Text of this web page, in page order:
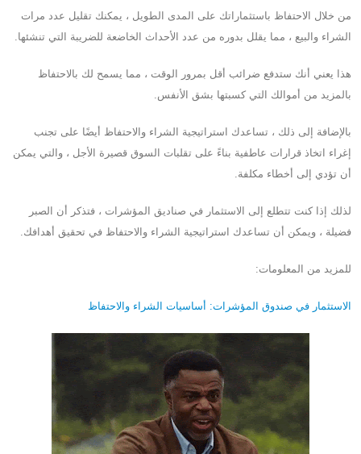
من خلال الاحتفاظ باستثماراتك على المدى الطويل ، يمكنك تقليل عدد مرات
الشراء والبيع ، مما يقلل بدوره من عدد الأحداث الخاضعة للضريبة التي تنشئها.
هذا يعني أنك ستدفع ضرائب أقل بمرور الوقت ، مما يسمح لك بالاحتفاظ
بالمزيد من أموالك التي كسبتها بشق الأنفس.
بالإضافة إلى ذلك ، تساعدك استراتيجية الشراء والاحتفاظ أيضًا على تجنب
إغراء اتخاذ قرارات عاطفية بناءً على تقلبات السوق قصيرة الأجل ، والتي يمكن
أن تؤدي إلى أخطاء مكلفة.
لذلك إذا كنت تتطلع إلى الاستثمار في صناديق المؤشرات ، فتذكر أن الصبر
فضيلة ، ويمكن أن تساعدك استراتيجية الشراء والاحتفاظ في تحقيق أهدافك.
للمزيد من المعلومات:
الاستثمار في صندوق المؤشرات: أساسيات الشراء والاحتفاظ